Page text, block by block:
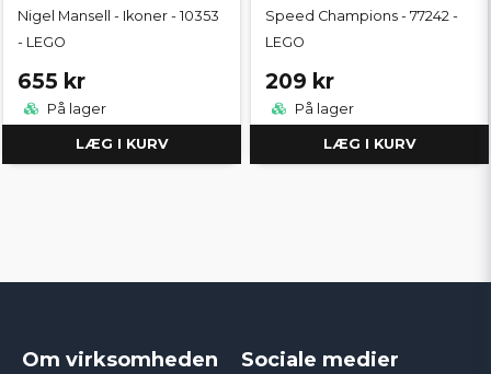
Nigel Mansell - Ikoner - 10353
- LEGO
655 kr
På lager
LÆG I KURV
Speed Champions - 77242 -
LEGO
209 kr
På lager
LÆG I KURV
Om virksomheden Sociale medier